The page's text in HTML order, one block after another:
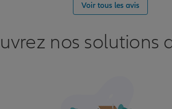
Voir tous les avis
nos solutions